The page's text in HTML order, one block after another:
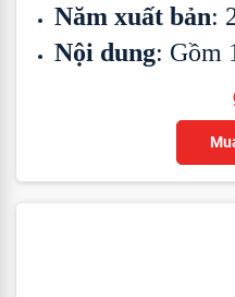
Năm xuất bản:
Nội dung: Gồm